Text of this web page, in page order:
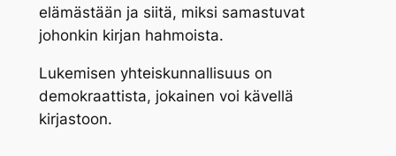
elämästään ja siitä, miksi samastuvat
johonkin kirjan hahmoista.
Lukemisen yhteiskunnallisuus on
demokraattista, jokainen voi kävellä
kirjastoon.